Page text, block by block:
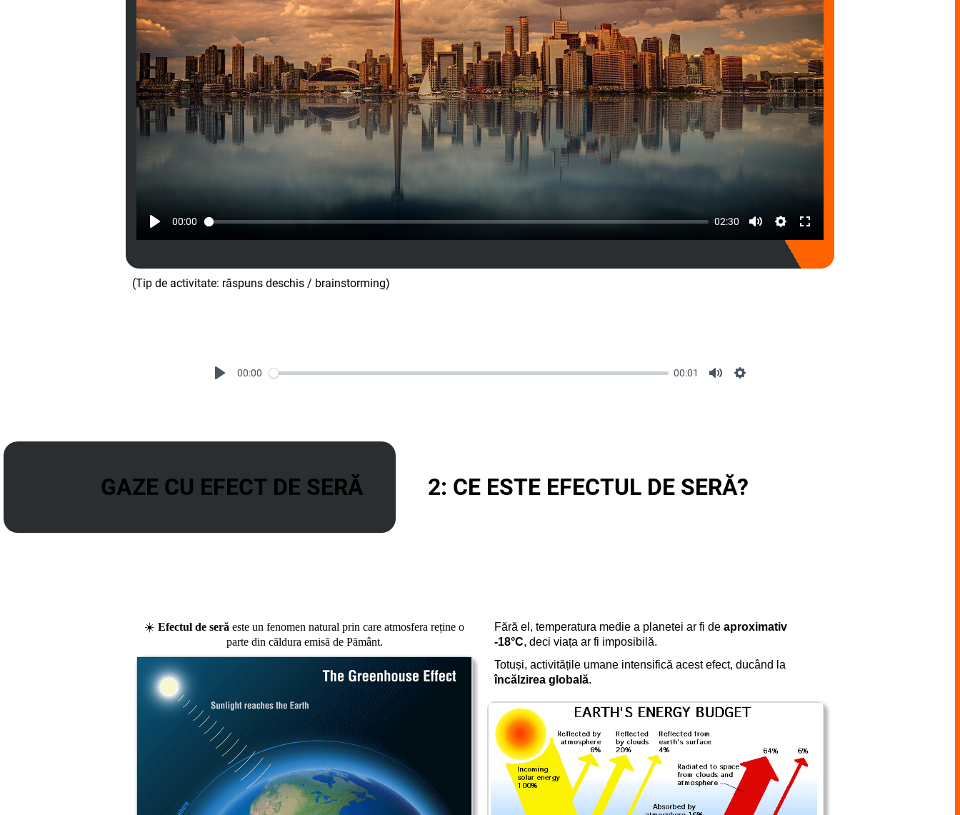
00:00 02:30
(Tip de activitate: răspuns deschis / brainstorming)
00:00 00:01
GAZE CU EFECT DE SERĂ 2: CE ESTE EFECTUL DE SERĂ?
☀️ Efectul de seră este un fenomen natural prin care atmosfera reține o
parte din căldura emisă de Pământ.
Fără el, temperatura medie a planetei ar fi de aproximativ
-18°C, deci viața ar fi imposibilă.
Totuși, activitățile umane intensifică acest efect, ducând la
încălzirea globală.